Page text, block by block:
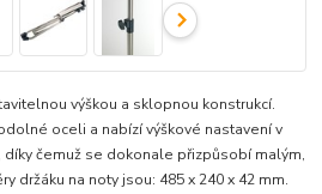
výškou a sklopnou konstrukcí.
oceli a nabízí výškové nastavení v
díky čemuž se dokonale přizpůsobí malým,
držáku na noty jsou: 485 x 240 x 42 mm.